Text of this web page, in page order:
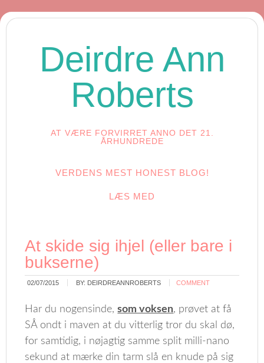
Deirdre Ann
Roberts
AT VÆRE FORVIRRET ANNO DET 21.
ÅRHUNDREDE
VERDENS MEST HONEST BLOG!
LÆS MED
At skide sig ihjel (eller bare i
bukserne)
02/07/2015 BY: DEIRDREANNROBERTS COMMENT
Har du nogensinde,som voksen, prøvet at få
SÅ ondt i maven at du vitterlig tror du skal dø,
for samtidig, i nøjagtig samme split milli-nano
sekund at mærke din tarm slå en knude på sig